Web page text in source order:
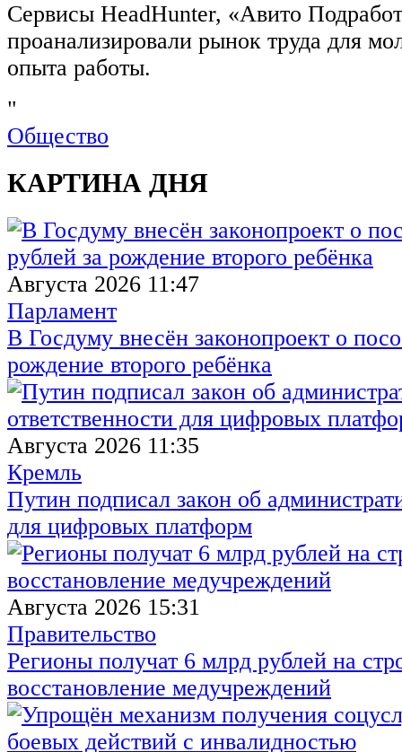
Сервисы HeadHunter, «Авито
проанализировали рынок труда для
опыта работы.
"
Общество
КАРТИНА ДНЯ
Августа 2026 11:47
Парламент
В Госдуму внесён законопроект о
рождение второго ребёнка
Августа 2026 11:35
Кремль
Путин подписал закон об
для цифровых платформ
Августа 2026 15:31
Правительство
Регионы получат 6 млрд рублей на
восстановление медучреждений